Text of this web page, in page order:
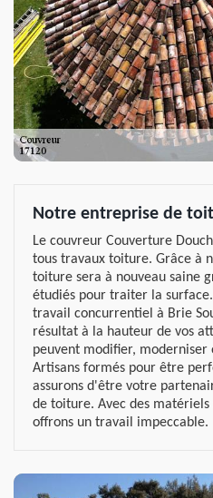
Notre entreprise de
Le couvreur Couverture
tous travaux toiture. Grâce à
toiture sera à nouveau saine
étudiés pour traiter la
travail concurrentiel à Brie
résultat à la hauteur de vos
peuvent modifier,
Artisans formés pour être
assurons d'être votre
de toiture. Avec des matériels
offrons un travail impeccable.